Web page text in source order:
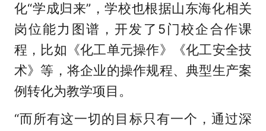
化“学成归来”，学校也根据山东海化相关
岗位能力图谱，开发了5门校企合作课
程，比如《化工单元操作》《化工安全技
术》等，将企业的操作规程、典型生产案
例转化为教学项目。
“而所有这一切的目标只有一个，通过深